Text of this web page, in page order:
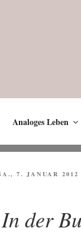
Analoges Leben
7. JANUAR 2012
In der